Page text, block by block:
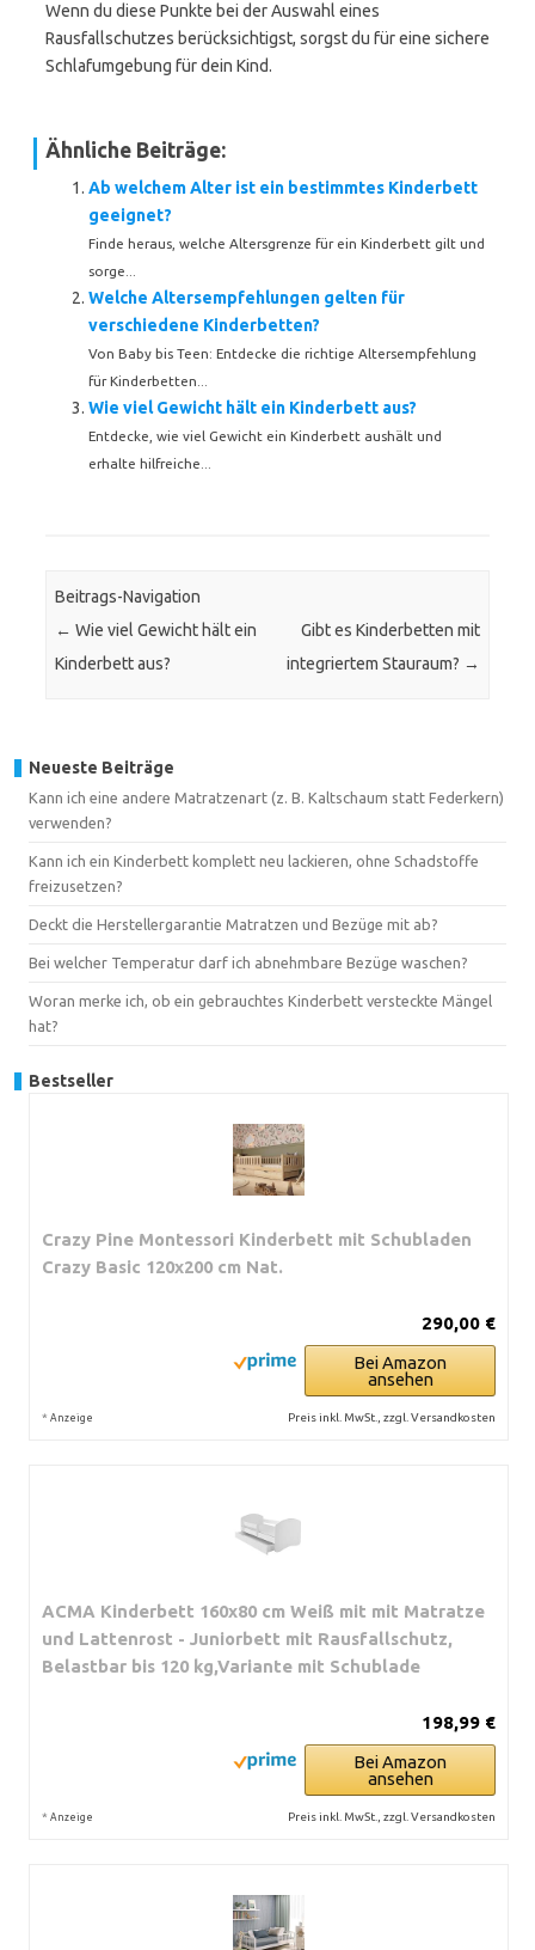
Wenn du diese Punkte bei der Auswahl eines
Rausfallschutzes berücksichtigst, sorgst du für eine sichere
Schlafumgebung für dein Kind.
Ähnliche Beiträge:
Ab welchem Alter ist ein bestimmtes Kinderbett
geeignet?
Finde heraus, welche Altersgrenze für ein Kinderbett gilt und
sorge...
Welche Altersempfehlungen gelten für
verschiedene Kinderbetten?
Von Baby bis Teen: Entdecke die richtige Altersempfehlung
für Kinderbetten...
Wie viel Gewicht hält ein Kinderbett aus?
Entdecke, wie viel Gewicht ein Kinderbett aushält und
erhalte hilfreiche...
Beitrags-Navigation
← Wie viel Gewicht hält ein
Kinderbett aus?
Gibt es Kinderbetten mit
integriertem Stauraum? →
Neueste Beiträge
Kann ich eine andere Matratzenart (z. B. Kaltschaum statt Federkern)
verwenden?
Kann ich ein Kinderbett komplett neu lackieren, ohne Schadstoffe
freizusetzen?
Deckt die Herstellergarantie Matratzen und Bezüge mit ab?
Bei welcher Temperatur darf ich abnehmbare Bezüge waschen?
Woran merke ich, ob ein gebrauchtes Kinderbett versteckte Mängel
hat?
Bestseller
Crazy Pine Montessori Kinderbett mit Schubladen
Crazy Basic 120x200 cm Nat.
290,00 €
Bei Amazon
ansehen
* Anzeige Preis inkl. MwSt., zzgl. Versandkosten
ACMA Kinderbett 160x80 cm Weiß mit mit Matratze
und Lattenrost - Juniorbett mit Rausfallschutz,
Belastbar bis 120 kg,Variante mit Schublade
198,99 €
Bei Amazon
ansehen
* Anzeige Preis inkl. MwSt., zzgl. Versandkosten